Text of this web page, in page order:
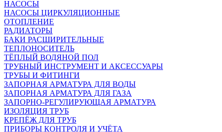
НАСОСЫ
НАСОСЫ ЦИРКУЛЯЦИОННЫЕ
ОТОПЛЕНИЕ
РАДИАТОРЫ
БАКИ РАСШИРИТЕЛЬНЫЕ
ТЕПЛОНОСИТЕЛЬ
ТЁПЛЫЙ ВОДЯНОЙ ПОЛ
ТРУБНЫЙ ИНСТРУМЕНТ И АКСЕССУАРЫ
ТРУБЫ И ФИТИНГИ
ЗАПОРНАЯ АРМАТУРА ДЛЯ ВОДЫ
ЗАПОРНАЯ АРМАТУРА ДЛЯ ГАЗА
ЗАПОРНО-РЕГУЛИРУЮЩАЯ АРМАТУРА
ИЗОЛЯЦИЯ ТРУБ
КРЕПЁЖ ДЛЯ ТРУБ
ПРИБОРЫ КОНТРОЛЯ И УЧЁТА